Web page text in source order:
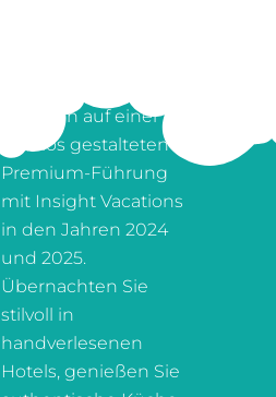
Albanien auf einer
nahtlos gestalteten
Premium-Führung
mit Insight Vacations
in den Jahren 2024
und 2025.
Übernachten Sie
stilvoll in
handverlesenen
Hotels, genießen Sie